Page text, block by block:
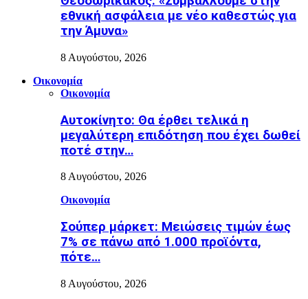
εθνική ασφάλεια με νέο καθεστώς για
την Άμυνα»
8 Αυγούστου, 2026
Οικονομία
Οικονομία
Αυτοκίνητο: Θα έρθει τελικά η
μεγαλύτερη επιδότηση που έχει δωθεί
ποτέ στην…
8 Αυγούστου, 2026
Οικονομία
Σούπερ μάρκετ: Μειώσεις τιμών έως
7% σε πάνω από 1.000 προϊόντα,
πότε…
8 Αυγούστου, 2026